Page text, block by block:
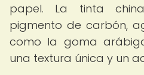
papel. La tinta
pigmento de carbón,
como la goma
una textura única y un